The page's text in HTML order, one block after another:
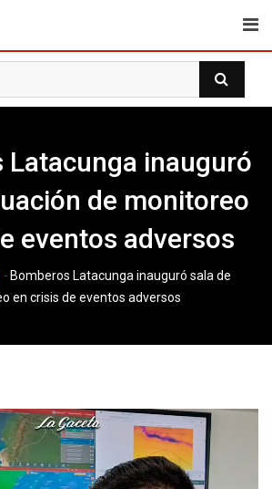
Latacunga inauguró
de monitoreo
eventos adversos
- Bomberos Latacunga inauguró sala de
en crisis de eventos adversos